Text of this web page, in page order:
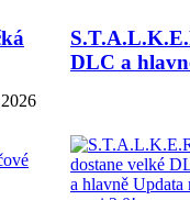
DLC a